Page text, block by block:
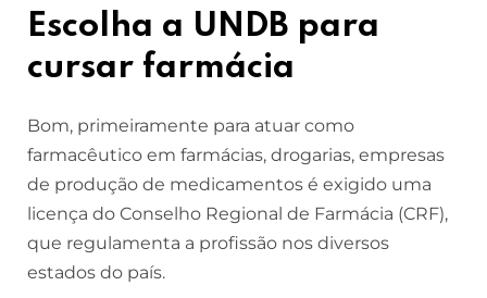
Escolha a UNDB para
cursar farmácia
Bom, primeiramente para atuar como
farmacêutico em farmácias, drogarias, empresas
de produção de medicamentos é exigido uma
licença do Conselho Regional de Farmácia (CRF),
que regulamenta a profissão nos diversos
estados do país.